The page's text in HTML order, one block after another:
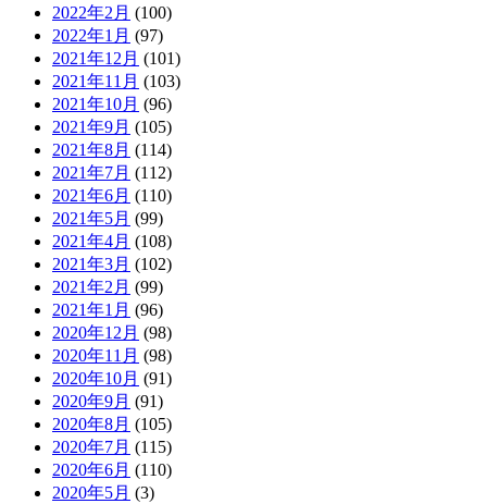
2022年2月 (100)
2022年1月 (97)
2021年12月 (101)
2021年11月 (103)
2021年10月 (96)
2021年9月 (105)
2021年8月 (114)
2021年7月 (112)
2021年6月 (110)
2021年5月 (99)
2021年4月 (108)
2021年3月 (102)
2021年2月 (99)
2021年1月 (96)
2020年12月 (98)
2020年11月 (98)
2020年10月 (91)
2020年9月 (91)
2020年8月 (105)
2020年7月 (115)
2020年6月 (110)
2020年5月 (3)